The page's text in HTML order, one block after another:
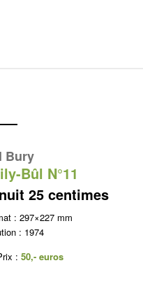
Bury
Bûl N°11
25 centimes
: 297×227 mm
: 1974
: 50,- euros